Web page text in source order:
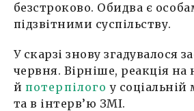
безстроково. Обидва є
підзвітними суспільству.
У скарзі знову згадувалося
червня. Вірніше, реакція на
й потерпілого у
та в інтерв’ю ЗМІ.